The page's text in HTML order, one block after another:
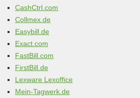
CashCtrl.com
Collmex.de
Easybill.de
Exact.com
FastBill.com
FirstBill.de
Lexware Lexoffice
Mein-Tagwerk.de